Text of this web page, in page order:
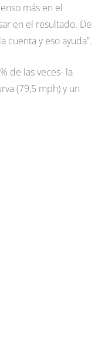
más en el
en el resultado. De
cuenta y eso ayuda”.
de las veces- la
(79,5 mph) y un